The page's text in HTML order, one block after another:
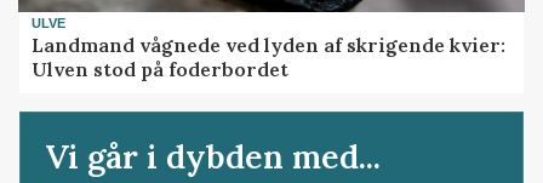
ULVE
Landmand vågnede ved lyden af skrigende kvier:
Ulven stod på foderbordet
Vi går i dybden med...